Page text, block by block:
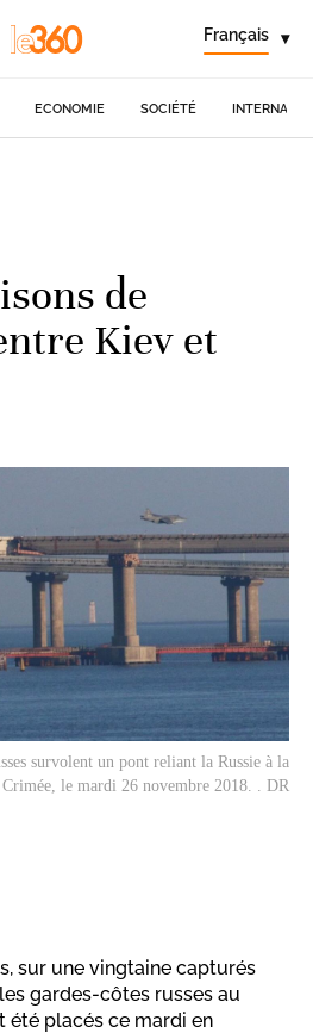
Français ▾
ECONOMIE SOCIÉTÉ
de
Kiev et
survolent un pont reliant la Russie à la
Crimée, le mardi 26 novembre 2018. . DR
sur une vingtaine capturés
gardes-côtes russes au
été placés ce mardi en